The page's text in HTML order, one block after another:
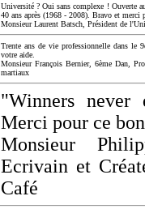
Université ? Oui sans complexe ! Ouverte
40 ans après (1968 - 2008). Bravo et merci
Monsieur Laurent Batsch, Président de
Trente ans de vie professionnelle dans le
votre aide.
Monsieur François Bernier, 6ème Dan,
martiaux
"Winners
Merci pour ce
Monsieur
Ecrivain et
Café